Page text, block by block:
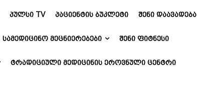
ᲞᲣᲚᲡᲘ TV ᲞᲐᲪᲘᲔᲜᲢᲘᲡ ᲑᲣᲙᲚᲔᲢᲘ ᲨᲔᲜᲘ ᲓᲐᲐᲕᲐᲓᲔᲑᲐ
ᲡᲐᲛᲔᲓᲘᲪᲘᲜᲝ ᲛᲔᲪᲜᲘᲔᲠᲔᲑᲔᲑᲘ ᲨᲔᲜᲘ ᲤᲘᲢᲜᲔᲡᲘ
ᲢᲠᲐᲓᲘᲪᲘᲣᲚᲘ ᲛᲔᲓᲘᲪᲘᲜᲘᲡ ᲔᲠᲝᲕᲜᲣᲚᲘ ᲪᲔᲜᲢᲠᲘ